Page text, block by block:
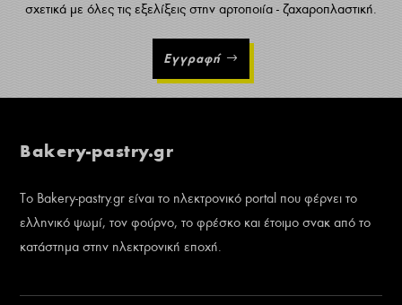
σχετικά με όλες τις εξελίξεις στην αρτοποιία - ζαχαροπλαστική.
Εγγραφή
Bakery-pastry.gr
Το Bakery-pastry.gr είναι το ηλεκτρονικό portal που φέρνει το
ελληνικό ψωμί, τον φούρνο, το φρέσκο και έτοιμο σνακ από το
κατάστημα στην ηλεκτρονική εποχή.